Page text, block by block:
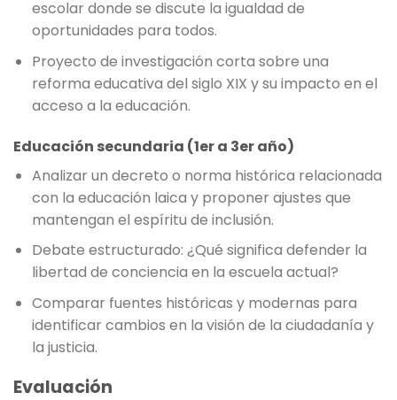
escolar donde se discute la igualdad de
oportunidades para todos.
Proyecto de investigación corta sobre una
reforma educativa del siglo XIX y su impacto en el
acceso a la educación.
Educación secundaria (1er a 3er año)
Analizar un decreto o norma histórica relacionada
con la educación laica y proponer ajustes que
mantengan el espíritu de inclusión.
Debate estructurado: ¿Qué significa defender la
libertad de conciencia en la escuela actual?
Comparar fuentes históricas y modernas para
identificar cambios en la visión de la ciudadanía y
la justicia.
Evaluación